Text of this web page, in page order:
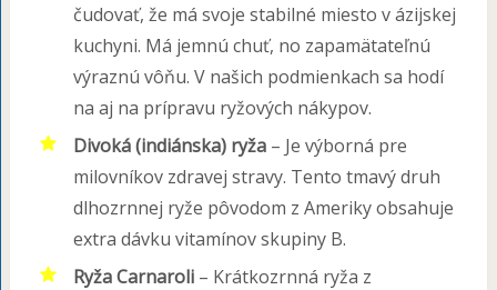
čudovať, že má svoje stabilné miesto v ázijskej
kuchyni. Má jemnú chuť, no zapamätateľnú
výraznú vôňu. V našich podmienkach sa hodí
na aj na prípravu ryžových nákypov.
Divoká (indiánska) ryža– Je výborná pre
milovníkov zdravej stravy. Tento tmavý druh
dlhozrnnej ryže pôvodom z Ameriky obsahuje
extra dávku vitamínov skupiny B.
Ryža Carnaroli– Krátkozrnná ryža z